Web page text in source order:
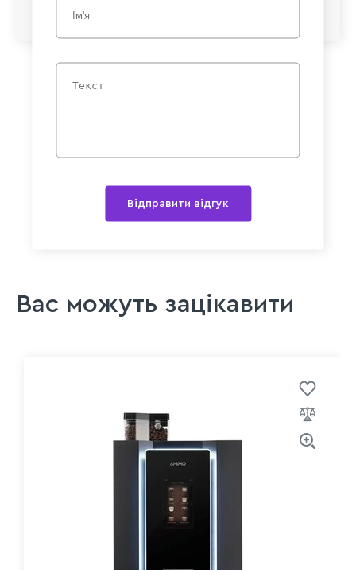
Відправити відгук
Вас можуть зацікавити